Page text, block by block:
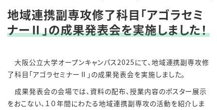
地域連携副専攻修了科目「アゴラセミ
ナーⅡ」の成果発表会を実施しました！
大阪公立大学オープンキャンパス2025にて、地域連携副専攻修
了科目「アゴラセミナーⅡ」の成果発表会を実施しました。
成果発表会の会場では、資料の配布、授業内容のポスター展示
をおこない、１０年間にわたる地域連携副専攻の活動を紹介しま